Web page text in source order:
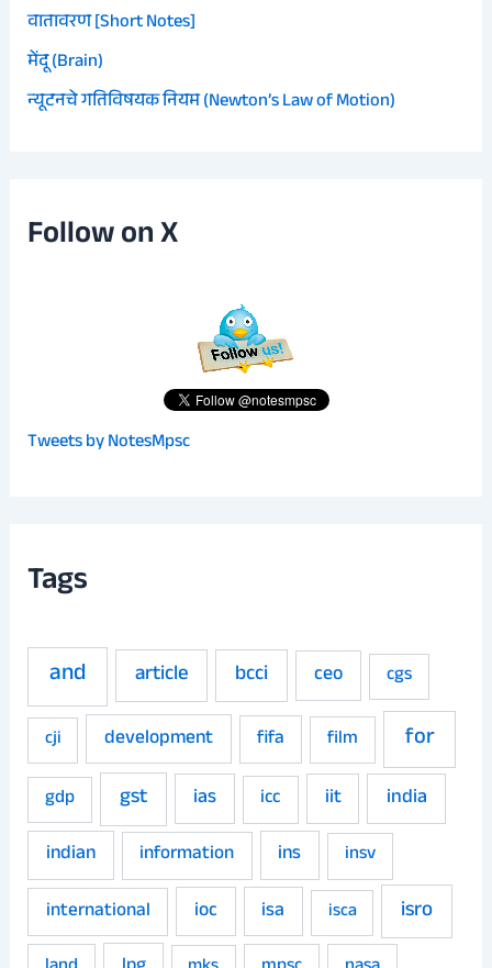
वातावरण [Short Notes]
मेंदू (Brain)
न्यूटनचे गतिविषयक नियम (Newton’s Law of Motion)
Follow on X
Tweets by NotesMpsc
Tags
and article bcci ceo cgs
cji development fifa film for
gdp gst ias icc iit
india
indian
information ins
insv
international
ioc isa isca isro